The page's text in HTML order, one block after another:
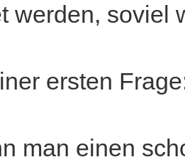
werden, soviel
ersten
man einen